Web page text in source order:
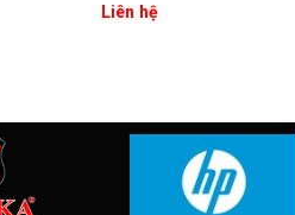
Liên hệ